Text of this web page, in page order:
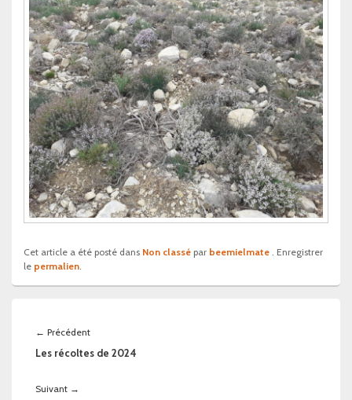
Cet article a été posté dans Non classé par beemielmate . Enregistrer
le permalien.
de
l’article
← PrécédentArticle
précédent :
Les récoltes de 2024
Suivant →